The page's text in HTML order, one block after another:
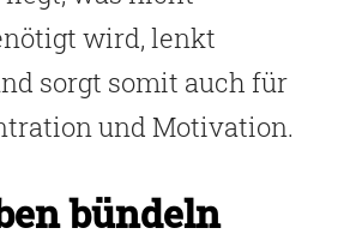
wird, lenkt
sorgt somit auch für
und Motivation.
bündeln